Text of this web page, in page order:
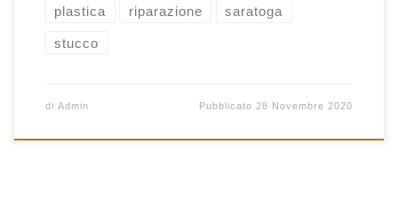
plastica riparazione saratoga
stucco
di Admin Pubblicato 28 Novembre 2020